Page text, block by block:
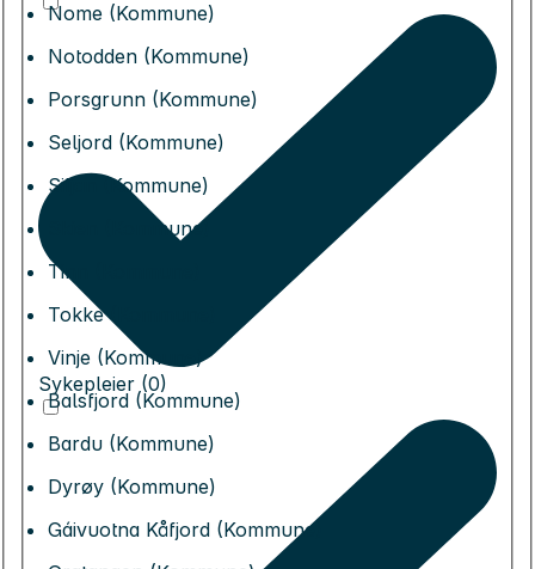
Nome (Kommune)
Notodden (Kommune)
Porsgrunn (Kommune)
Seljord (Kommune)
Siljan (Kommune)
Skien (Kommune)
Tinn (Kommune)
Tokke (Kommune)
Vinje (Kommune)
Balsfjord (Kommune)
Bardu (Kommune)
Dyrøy (Kommune)
Gáivuotna Kåfjord (Kommune)
Sykepleier (0)